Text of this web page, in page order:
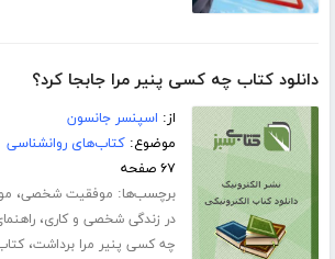
دانلود کتاب چه کسی پنیر مرا جابجا کرد؟
از: اسپنسر جانسون
موضوع:کتاب‌های روانشناسی
۶۷ صفحه
برچسب‌ها: موفقیت شخصی،
در زندگی شخصی و کاری،
چه کسی پنیر مرا برداشت،